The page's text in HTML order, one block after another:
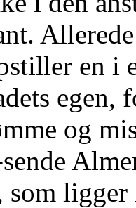
en i
egen,
og
som